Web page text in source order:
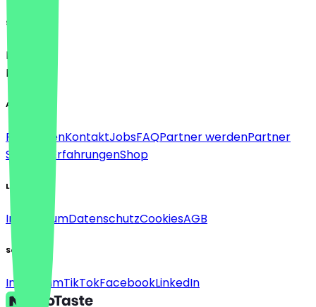
Sprache
Deutsch
English
About
Für FirmenKontaktJobsFAQPartner werdenPartner
Support
ErfahrungenShop
Legal
ImpressumDatenschutzCookiesAGB
Social
InstagramTikTokFacebookLinkedIn